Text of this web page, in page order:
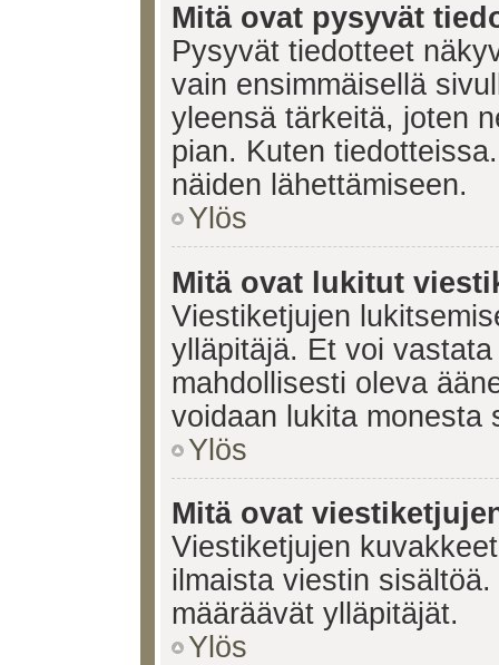
Mitä ovat pysyvät
Pysyvät tiedotteet
vain ensimmäisellä
yleensä tärkeitä, joten
pian. Kuten
näiden lähettämiseen.
Ylös
Mitä ovat lukitut
Viestiketjujen
ylläpitäjä. Et voi
mahdollisesti oleva
voidaan lukita monesta
Ylös
Mitä ovat
Viestiketjujen
ilmaista viestin
määräävät ylläpitäjät.
Ylös